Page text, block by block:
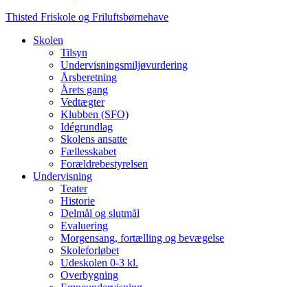
Thisted Friskole og Friluftsbørnehave
Skolen
Tilsyn
Undervisningsmiljøvurdering
Årsberetning
Årets gang
Vedtægter
Klubben (SFO)
Idégrundlag
Skolens ansatte
Fællesskabet
Forældrebestyrelsen
Undervisning
Teater
Historie
Delmål og slutmål
Evaluering
Morgensang, fortælling og bevægelse
Skoleforløbet
Udeskolen 0-3 kl.
Overbygning